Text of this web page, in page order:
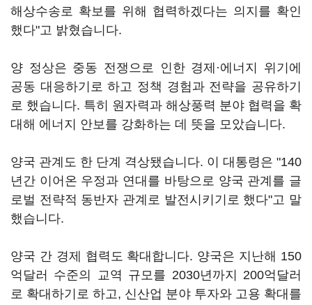
해상수송로 확보를 위해 협력하겠다는 의지를 확인
했다"고 밝혔습니다.
양 정상은 중동 전쟁으로 인한 경제·에너지 위기에
공동 대응하기로 하고 정책 경험과 전략을 공유하기
로 했습니다. 특히 원자력과 해상풍력 분야 협력을 확
대해 에너지 안보를 강화하는 데 뜻을 모았습니다.
양국 관계도 한 단계 격상됐습니다. 이 대통령은 "140
년간 이어온 우정과 연대를 바탕으로 양국 관계를 글
로벌 전략적 동반자 관계로 발전시키기로 했다"고 말
했습니다.
양국 간 경제 협력도 확대합니다. 양국은 지난해 150
억달러 수준의 교역 규모를 2030년까지 200억달러
로 확대하기로 하고, 신산업 분야 투자와 고용 확대를